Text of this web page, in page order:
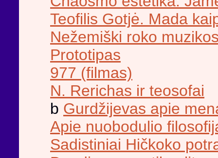
Teofilis Gotjė. Mada
Nežemiški roko
Prototipas
977 (filmas)
N. Rerichas ir teosofai
b Gurdžijevas apie
Apie nuobodulio
Sadistiniai Hičkoko